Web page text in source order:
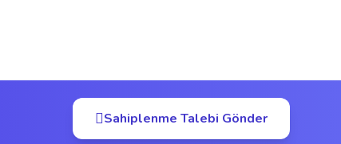
Sahiplenme Talebi Gönder